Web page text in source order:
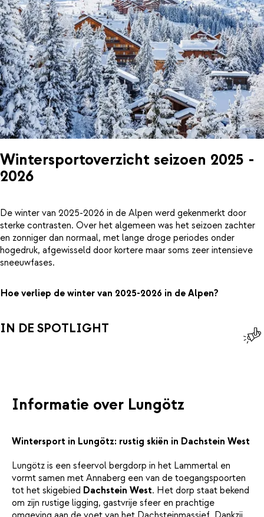
Wintersportoverzicht seizoen 2025 -
2026
De winter van 2025-2026 in de Alpen werd gekenmerkt door
sterke contrasten. Over het algemeen was het seizoen zachter
en zonniger dan normaal, met lange droge periodes onder
hogedruk, afgewisseld door kortere maar soms zeer intensieve
sneeuwfases.
Hoe verliep de winter van 2025-2026 in de Alpen?
IN DE SPOTLIGHT
Informatie over Lungötz
Wintersport in Lungötz: rustig skiën in Dachstein West
Lungötz is een sfeervol bergdorp in het Lammertal en
vormt samen met Annaberg een van de toegangspoorten
tot het skigebied Dachstein West. Het dorp staat bekend
om zijn rustige ligging, gastvrije sfeer en prachtige